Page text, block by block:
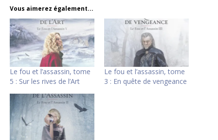
Vous aimerez également...
Le fou et l’assassin, tome
5 : Sur les rives de l’Art
Le fou et l’assassin, tome
3 : En quête de vengeance